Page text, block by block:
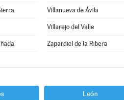
Villanueva de Ávila
Villarejo del Valle
Zapardiel de la Ribera
León